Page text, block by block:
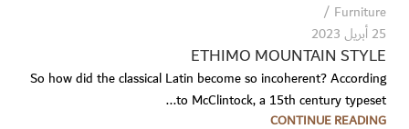
Furniture
25 أبريل 2023
ETHIMO MOUNTAIN STYLE
So how did the classical Latin become so incoherent? According
to McClintock, a 15th century typeset...
CONTINUE READING